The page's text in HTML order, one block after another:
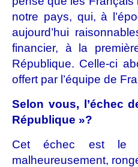
notre pays, qui, à
aujourd’hui
financier, à la
République. Celle-ci
offert par l’équipe de
Selon vous, l’échec
République »?
Cet échec est le
malheureusement,